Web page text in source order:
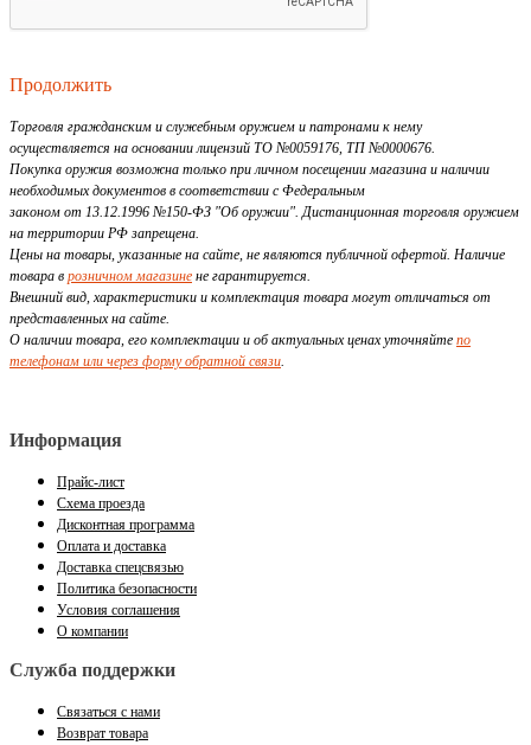
Продолжить
Торговля гражданским и служебным оружием и патронами к нему
осуществляется на основании лицензий ТО №0059176, ТП №0000676.
Покупка оружия возможна только при личном посещении магазина и наличии
необходимых документов в соответствии с Федеральным
законом от 13.12.1996 №150-ФЗ "Об оружии". Дистанционная торговля оружием
на территории РФ запрещена.
Цены на товары, указанные на сайте, не являются публичной офертой. Наличие
товара в розничном магазине не гарантируется.
Внешний вид, характеристики и комплектация товара могут отличаться от
представленных на сайте.
О наличии товара, его комплектации и об актуальных ценах уточняйте по
телефонам или через форму обратной связи.
Информация
Прайс-лист
Схема проезда
Дисконтная программа
Оплата и доставка
Доставка спецсвязью
Политика безопасности
Условия соглашения
О компании
Служба поддержки
Связаться с нами
Возврат товара